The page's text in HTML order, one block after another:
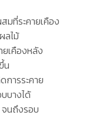
ที่ระคายเคือง
ไม้
เคืองหลัง
น
การระคาย
บางได้
นถึงรอบ